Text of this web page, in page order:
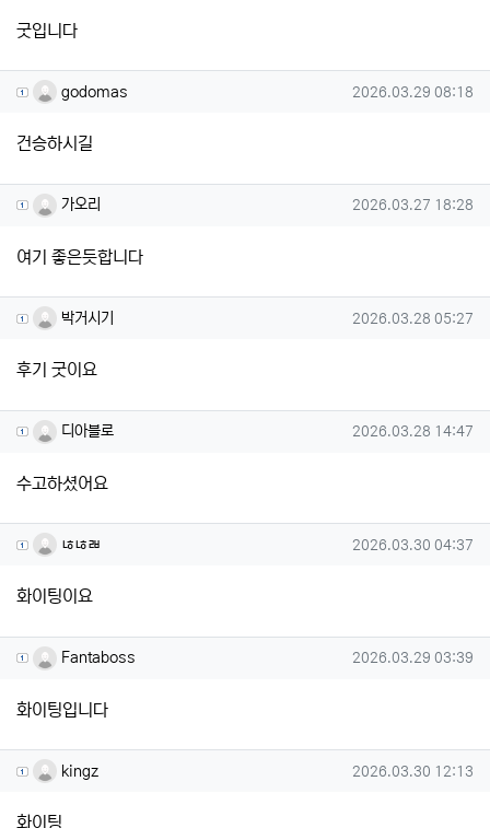
굿입니다
godomas님의 댓글
godomas 작성일
2026.03.29 08:18
건승하시길
가오리님의 댓글
가오리 작성일
2026.03.27 18:28
여기 좋은듯합니다
박거시기님의 댓글
박거시기 작성일
2026.03.28 05:27
후기 굿이요
디아블로님의 댓글
디아블로 작성일
2026.03.28 14:47
수고하셨어요
ㄶㄶㄼ님의 댓글
ㄶㄶㄼ 작성일
2026.03.30 04:37
화이팅이요
Fantaboss님의 댓글
Fantaboss 작성일
2026.03.29 03:39
화이팅입니다
kingz님의 댓글
kingz 작성일
2026.03.30 12:13
화이팅